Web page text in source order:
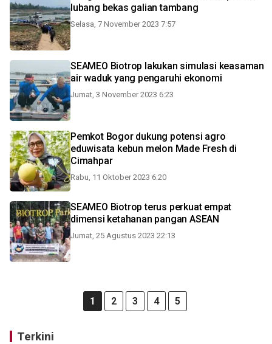
lubang bekas galian tambang
Selasa, 7 November 2023 7:57
SEAMEO Biotrop lakukan simulasi keasaman
air waduk yang pengaruhi ekonomi
Jumat, 3 November 2023 6:23
Pemkot Bogor dukung potensi agro
eduwisata kebun melon Made Fresh di
Cimahpar
Rabu, 11 Oktober 2023 6:20
SEAMEO Biotrop terus perkuat empat
dimensi ketahanan pangan ASEAN
Jumat, 25 Agustus 2023 22:13
1 2 3 4 5
Terkini